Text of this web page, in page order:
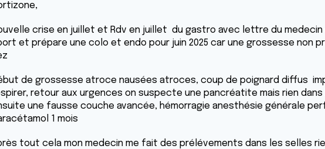
crise en juillet et Rdv en juillet du gastro avec lettre du medecin
et prépare une colo et endo pour juin 2025 car une grossesse non
de grossesse atroce nausées atroces, coup de poignard diffus
retour aux urgences on suspecte une pancréatite mais rien dans
une fausse couche avancée, hémorragie anesthésie générale
1 mois
tout cela mon medecin me fait des prélévements dans les selles